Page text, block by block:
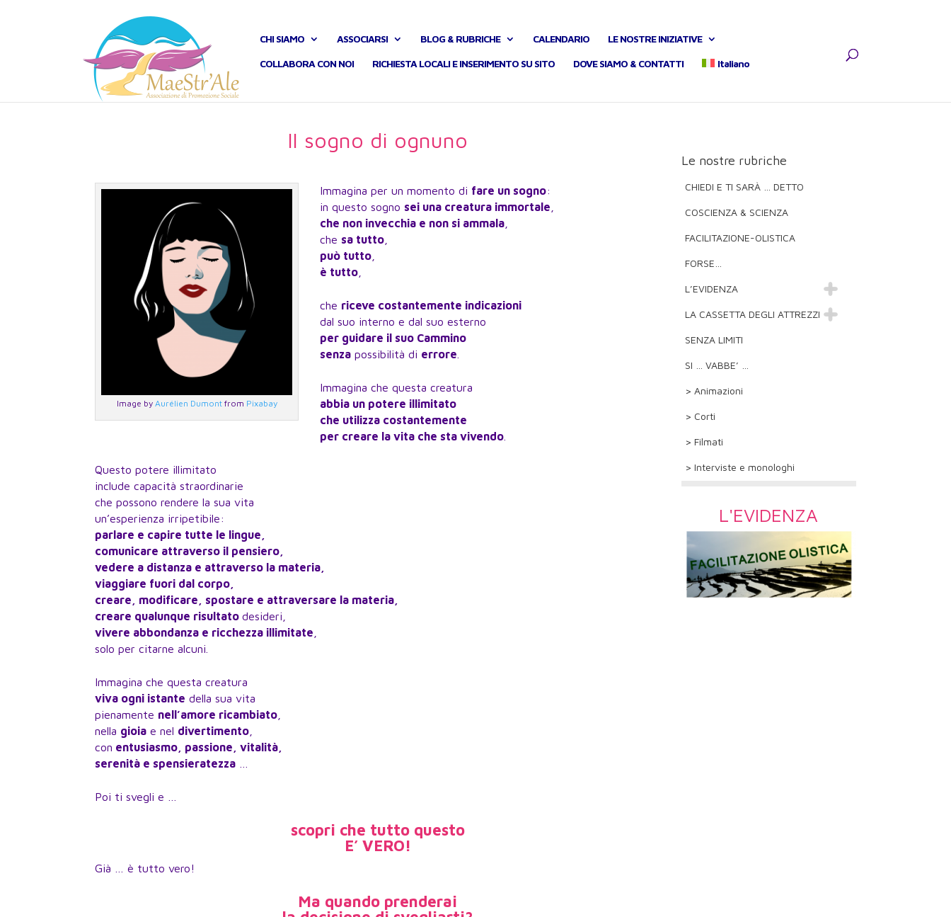
CHI SIAMO ASSOCIARSI BLOG & RUBRICHE CALENDARIO LE NOSTRE INIZIATIVE
COLLABORA CON NOI RICHIESTA LOCALI E INSERIMENTO SU SITO DOVE SIAMO & CONTATTI Italiano
Il sogno di ognuno
Image by Aurélien Dumontfrom Pixabay
Immagina per un momento di fare un sogno:
in questo sogno sei una creatura immortale
che non invecchia e non si ammala
che sa tutto
può tutto
è tutto
che riceve costantemente indicazioni
dal suo interno e dal suo esterno
per guidare il suo Cammino
senza possibilità di errore
Immagina che questa creatura
abbia un potere illimitato
che utilizza costantemente
per creare la vita che sta vivendo
Questo potere illimitato
include capacità straordinarie
che possono rendere la sua vita
un’esperienza irripetibile:
parlare e capire tutte le lingue,
comunicare attraverso il pensiero,
vedere a distanza e attraverso la materia,
viaggiare fuori dal corpo,
creare, modificare, spostare e attraversare la materia,
creare qualunque risultatodesideri,
vivere abbondanza e ricchezza illimitate
solo per citarne alcuni.
Immagina che questa creatura
viva ogni istante della sua vita
pienamente nell’amore ricambiato
nella gioia e nel divertimento
con entusiasmo, passione, vitalità,
serenità e spensieratezza
Poi ti svegli e …
scopri che tutto questo
E’ VERO!
Già … è tutto vero!
Ma quando prenderai
Le nostre rubriche
CHIEDI E TI SARÀ … DETTO
COSCIENZA & SCIENZA
FACILITAZIONE-OLISTICA
FORSE…
L’EVIDENZA
LA CASSETTA DEGLI ATTREZZI
SENZA LIMITI
SI … VABBE’ …
> Animazioni
> Corti
> Filmati
> Interviste e monologhi
L'EVIDENZA